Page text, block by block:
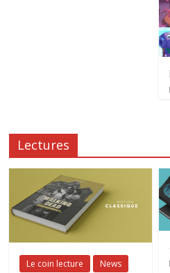
Lectures
Le coin lecture News